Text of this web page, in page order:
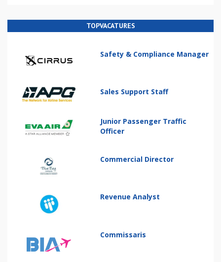
TOPVACATURES
Safety & Compliance Manager
Sales Support Staff
Junior Passenger Traffic
Officer
Commercial Director
Revenue Analyst
Commissaris